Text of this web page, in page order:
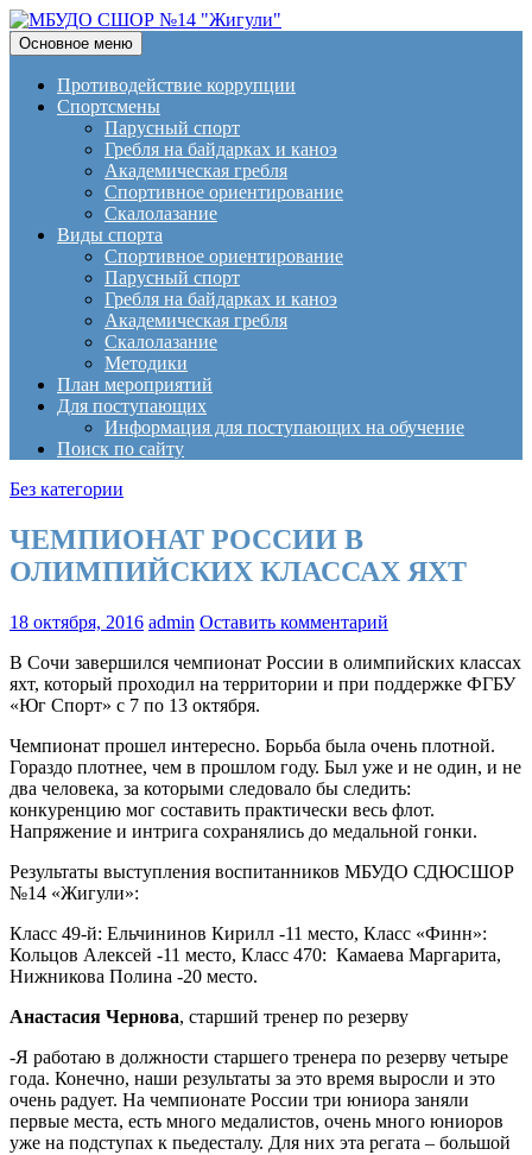
МБУДО СШОР №14
"Жигули"
Поиск
Основное меню Перейти
к
содержимому
Противодействие коррупции
Спортсмены
Парусный спорт
Гребля на байдарках и каноэ
Академическая гребля
Спортивное ориентирование
Скалолазание
Виды спорта
Спортивное ориентирование
Парусный спорт
Гребля на байдарках и каноэ
Академическая гребля
Скалолазание
Методики
План мероприятий
Для поступающих
Информация для поступающих на обучение
Поиск по сайту
Без категории
ЧЕМПИОНАТ РОССИИ В
ОЛИМПИЙСКИХ КЛАССАХ ЯХТ
18 октября, 2016 admin Оставить комментарий
В Сочи завершился чемпионат России в олимпийских классах
яхт, который проходил на территории и при поддержке ФГБУ
«Юг Спорт» с 7 по 13 октября.
Чемпионат прошел интересно. Борьба была очень плотной.
Гораздо плотнее, чем в прошлом году. Был уже и не один, и не
два человека, за которыми следовало бы следить:
конкуренцию мог составить практически весь флот.
Напряжение и интрига сохранялись до медальной гонки.
Результаты выступления воспитанников МБУДО СДЮСШОР
№14 «Жигули»:
Класс 49-й: Ельчининов Кирилл -11 место, Класс «Финн»:
Кольцов Алексей -11 место, Класс 470: Камаева Маргарита,
Нижникова Полина -20 место.
Анастасия Чернова, старший тренер по резерву
-Я работаю в должности старшего тренера по резерву четыре
года. Конечно, наши результаты за это время выросли и это
очень радует. На чемпионате России три юниора заняли
первые места, есть много медалистов, очень много юниоров
уже на подступах к пьедесталу. Для них эта регата – большой